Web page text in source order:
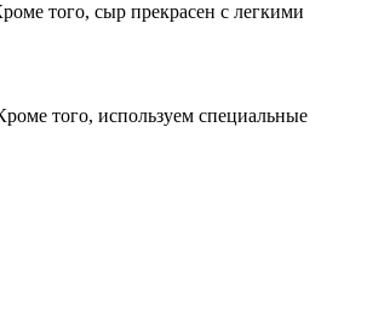
того, сыр прекрасен с легкими
того, используем специальные